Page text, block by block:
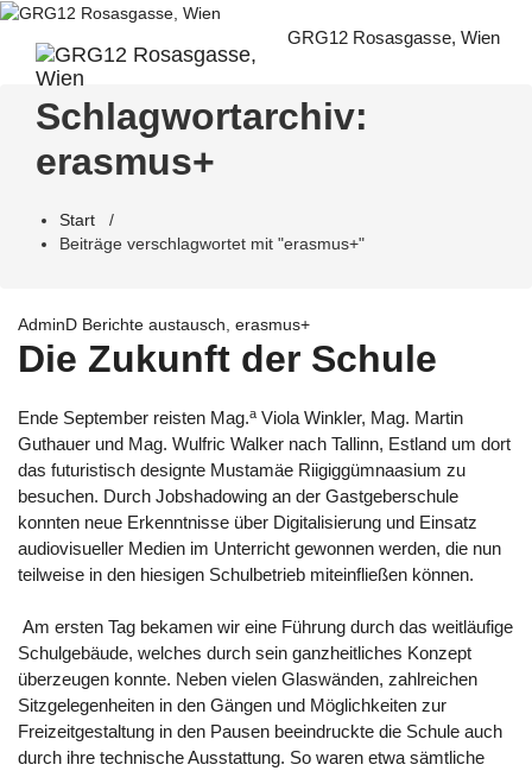
Zum
springen
GRG12 Rosasgasse, Wien
Schlagwortarchiv:
erasmus+
Start /
Beiträge verschlagwortet mit "erasmus+"
AdminD Berichte austausch, erasmus+
Die Zukunft der Schule
Ende September reisten Mag.a Viola Winkler, Mag. Martin
Guthauer und Mag. Wulfric Walker nach Tallinn, Estland um dort
das futuristisch designte Mustamäe Riigiggümnaasium zu
besuchen. Durch Jobshadowing an der Gastgeberschule
konnten neue Erkenntnisse über Digitalisierung und Einsatz
audiovisueller Medien im Unterricht gewonnen werden, die nun
teilweise in den hiesigen Schulbetrieb miteinfließen können.
Am ersten Tag bekamen wir eine Führung durch das weitläufige
Schulgebäude, welches durch sein ganzheitliches Konzept
überzeugen konnte. Neben vielen Glaswänden, zahlreichen
Sitzgelegenheiten in den Gängen und Möglichkeiten zur
Freizeitgestaltung in den Pausen beeindruckte die Schule auch
durch ihre technische Ausstattung. So waren etwa sämtliche